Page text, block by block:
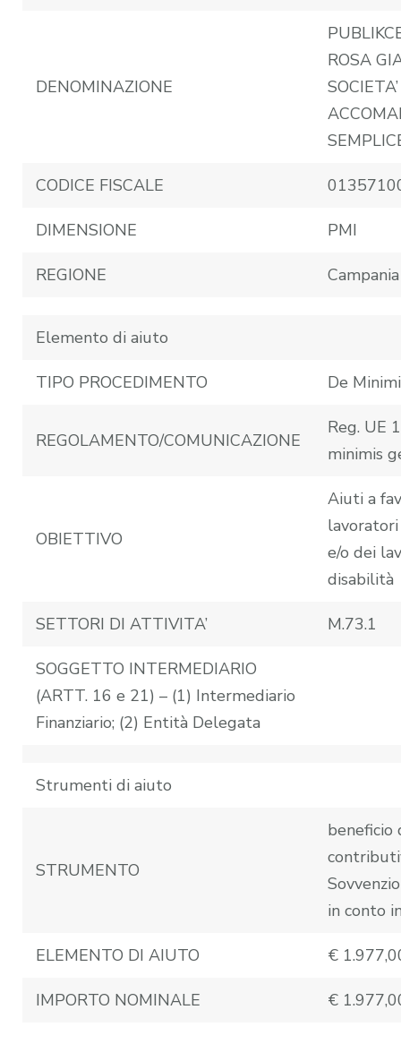
DENOMINAZIONE
ROSA
CODICE FISCALE
DIMENSIONE PMI
REGIONE Campania
Elemento di aiuto
TIPO PROCEDIMENTO De
REGOLAMENTO/COMUNICAZIONE
Reg. UE
minimis
OBIETTIVO
Aiuti a
e/o dei
disabilità
SETTORI DI ATTIVITA’ M.73.1
SOGGETTO INTERMEDIARIO
(ARTT. 16 e 21) – (1) Intermediario
Finanziario; (2) Entità Delegata
Strumenti di aiuto
STRUMENTO
beneficio
in conto
ELEMENTO DI AIUTO €
IMPORTO NOMINALE €